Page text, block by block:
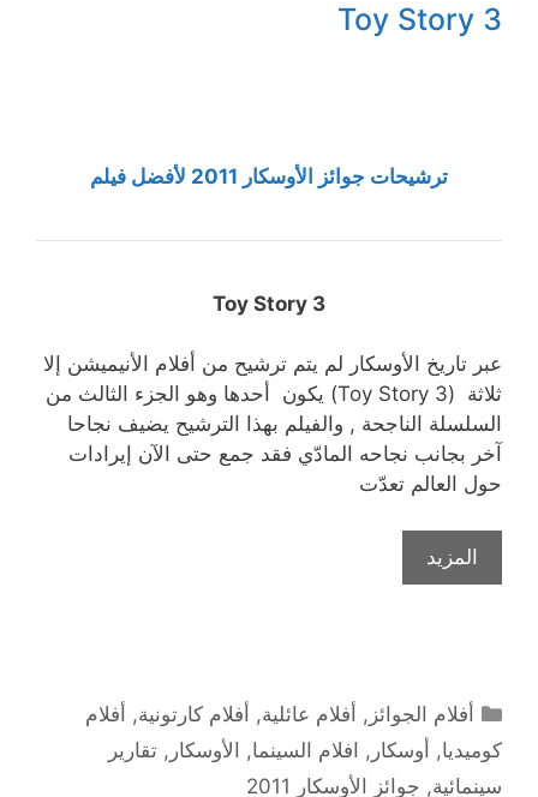
Toy Story 3
ترشيحات جوائز الأوسكار 2011 لأفضل فيلم
Toy Story 3
عبر تاريخ الأوسكار لم يتم ترشيح من أفلام الأنيميشن إلا
ثلاثة (Toy Story 3) يكون أحدها وهو الجزء الثالث من
السلسلة الناجحة , والفيلم بهذا الترشيح يضيف نجاحا
آخر بجانب نجاحه المادّي فقد جمع حتى الآن إيرادات
حول العالم تعدّت
المزيد
التصنيفات
أفلام الجوائز , أفلام عائلية, أفلام كارتونية, أفلام
كوميديا, أوسكار , افلام السينما, الأوسكار , تقارير
سينمائية, جوائز الأوسكار 2011